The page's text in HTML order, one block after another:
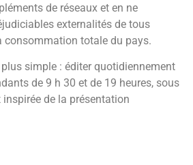
que, sur la période, l’État inflige
tout en se dispensant de
fréquence, avec ÉOLIEN DISPO.
que le pays compte de
éolien d’y forcer notre
d’assurer massivement
en s’y substituant ; ceci est